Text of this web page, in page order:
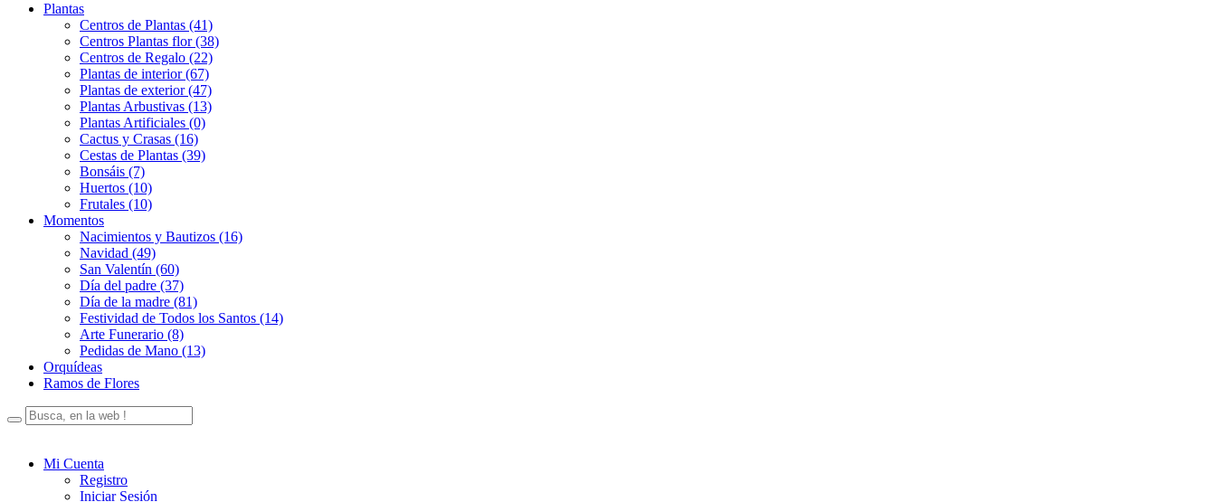
Plantas
Centros de Plantas (41)
Centros Plantas flor (38)
Centros de Regalo (22)
Plantas de interior (67)
Plantas de exterior (47)
Plantas Arbustivas (13)
Plantas Artificiales (0)
Cactus y Crasas (16)
Cestas de Plantas (39)
Bonsáis (7)
Huertos (10)
Frutales (10)
Momentos
Nacimientos y Bautizos (16)
Navidad (49)
San Valentín (60)
Día del padre (37)
Día de la madre (81)
Festividad de Todos los Santos (14)
Arte Funerario (8)
Pedidas de Mano (13)
Orquídeas
Ramos de Flores
Mi Cuenta
Registro
Iniciar Sesión